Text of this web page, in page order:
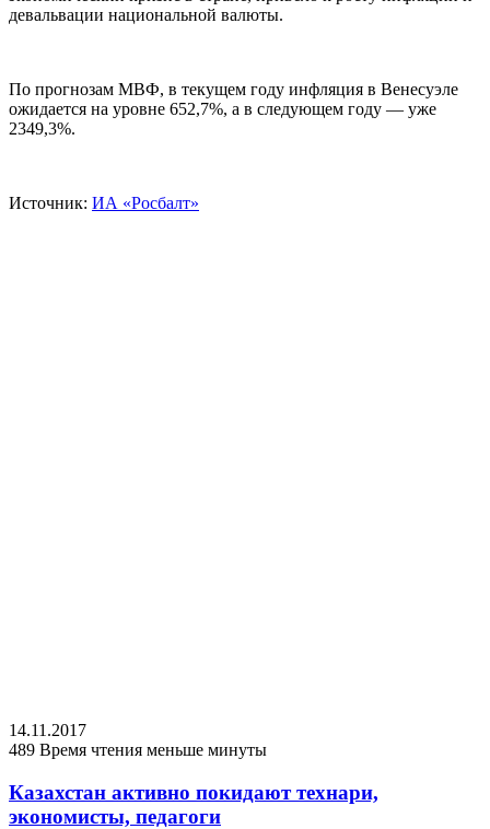
девальвации национальной валюты.
По прогнозам МВФ, в текущем году инфляция в Венесуэле
ожидается на уровне 652,7%, а в следующем году — уже
2349,3%.
Источник: ИА «Росбалт»
14.11.2017
489 Время чтения меньше минуты
Казахстан активно покидают технари,
экономисты, педагоги